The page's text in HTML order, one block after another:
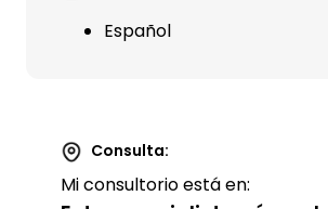
Español
Consulta:
Mi consultorio está en: